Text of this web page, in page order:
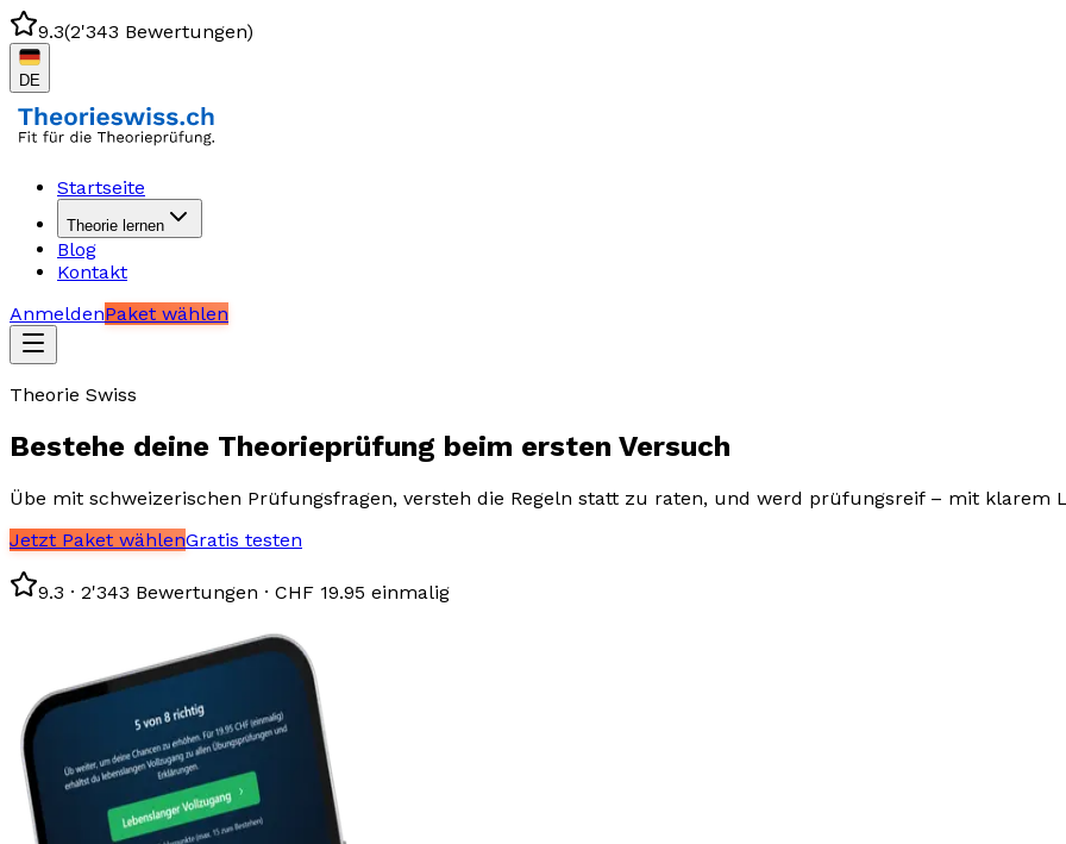
9.3(2'343 Bewertungen)
DE
Startseite
Theorie lernen
Blog
Kontakt
AnmeldenPaket wählen
Theorie Swiss
Bestehe deine Theorieprüfung beim ersten Versuch
Übe mit schweizerischen Prüfungsfragen, versteh die Regeln statt zu raten, und werd prüfungsreif – mit klarem
Jetzt Paket wählenGratis testen
9.3 · 2'343 Bewertungen · CHF 19.95 einmalig